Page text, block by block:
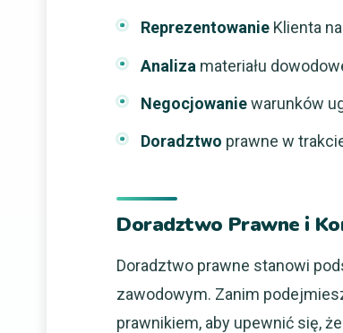
Reprezentowanie Klienta
Analiza materiału
Negocjowaniewarunków
Doradztwo prawne w
Doradztwo Prawne i
Doradztwo prawne stanowi
zawodowym. Zanim
prawnikiem, aby upewnić się,